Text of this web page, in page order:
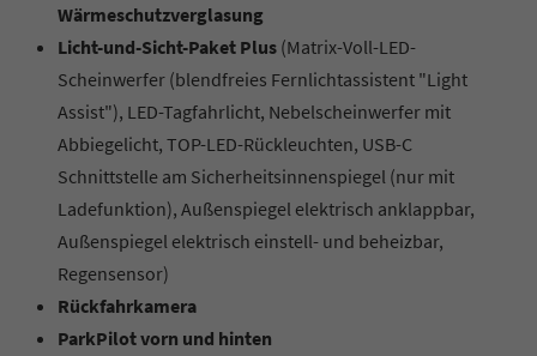
Wärmeschutzverglasung
Licht-und-Sicht-Paket Plus (Matrix-Voll-LED-
Scheinwerfer (blendfreies Fernlichtassistent "Light
Assist"), LED-Tagfahrlicht, Nebelscheinwerfer mit
Abbiegelicht, TOP-LED-Rückleuchten, USB-C
Schnittstelle am Sicherheitsinnenspiegel (nur mit
Ladefunktion), Außenspiegel elektrisch anklappbar,
Außenspiegel elektrisch einstell- und beheizbar,
Regensensor)
Rückfahrkamera
ParkPilot vorn und hinten